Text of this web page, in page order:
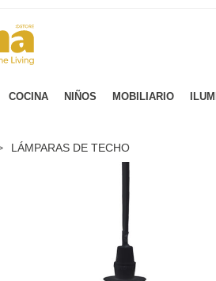
COCINA NIÑOS MOBILIARIO
LÁMPARAS DE TECHO